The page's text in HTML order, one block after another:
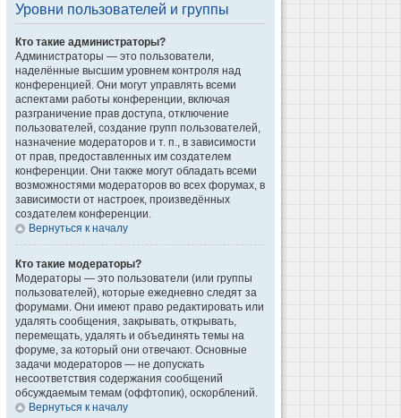
Уровни пользователей и группы
Кто такие администраторы?
Администраторы — это пользователи,
наделённые высшим уровнем контроля над
конференцией. Они могут управлять всеми
аспектами работы конференции, включая
разграничение прав доступа, отключение
пользователей, создание групп пользователей,
назначение модераторов и т. п., в зависимости
от прав, предоставленных им создателем
конференции. Они также могут обладать всеми
возможностями модераторов во всех форумах, в
зависимости от настроек, произведённых
создателем конференции.
Вернуться к началу
Кто такие модераторы?
Модераторы — это пользователи (или группы
пользователей), которые ежедневно следят за
форумами. Они имеют право редактировать или
удалять сообщения, закрывать, открывать,
перемещать, удалять и объединять темы на
форуме, за который они отвечают. Основные
задачи модераторов — не допускать
несоответствия содержания сообщений
обсуждаемым темам (оффтопик), оскорблений.
Вернуться к началу